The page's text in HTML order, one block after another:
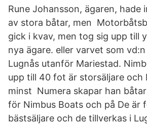
Rune Johansson, ägaren, hade
av stora båtar, men
gick i kvav, men tog sig upp till
nya ägare. eller varvet som
Lugnås utanför Mariestad.
upp till 40 fot är storsäljare och
minst Numera skapar han
för Nimbus Boats och på De är
bästsäljare och de tillverkas i